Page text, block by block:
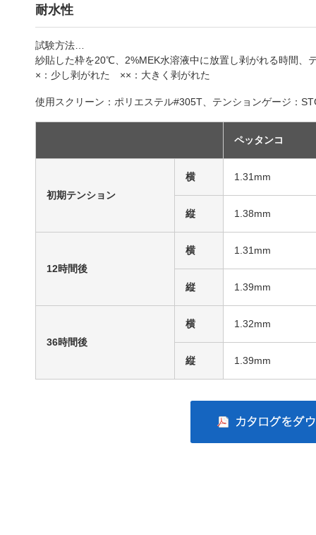
耐水性
試験方法…
紗貼した枠を20℃、2%MEK水溶液中に放置し剥がれる時間、
×：少し剥がれた ××：大きく剥がれた
使用スクリーン：ポリエステル#305T、テンションゲージ：
ペッタンコ
初期テンション
横 1.31mm
縦 1.38mm
12時間後
横 1.31mm
縦 1.39mm
36時間後
横 1.32mm
縦 1.39mm